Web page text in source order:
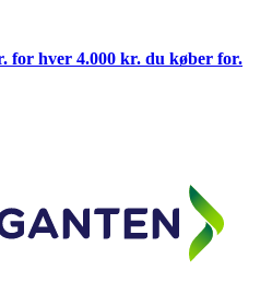
for hver 4.000 kr. du køber for.